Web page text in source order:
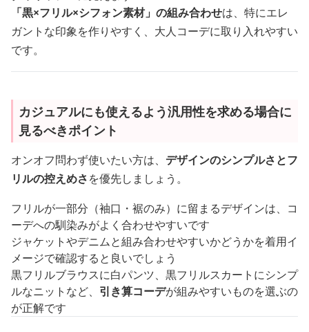
「黒×フリル×シフォン素材」の組み合わせは、特にエレ
ガントな印象を作りやすく、大人コーデに取り入れやすい
です。
カジュアルにも使えるよう汎用性を求める場合に
見るべきポイント
オンオフ問わず使いたい方は、 デザインのシンプルさとフ
リルの控えめさを優先しましょう。
フリルが一部分（袖口・裾のみ）に留まるデザインは、コ
ーデへの馴染みがよく合わせやすいです
ジャケットやデニムと組み合わせやすいかどうかを着用イ
メージで確認すると良いでしょう
黒フリルブラウスに白パンツ、黒フリルスカートにシンプ
ルなニットなど、 引き算コーデが組みやすいものを選ぶの
が正解です